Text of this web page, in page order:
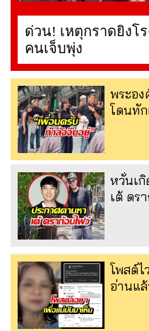
ด่วน! เหตุกราดยิงโ
คนเจ็บพุ่ง
พระอ
โดนทัก
หวั่นเ
เต้ ดร
โพสต์ไ
อ่านแล้